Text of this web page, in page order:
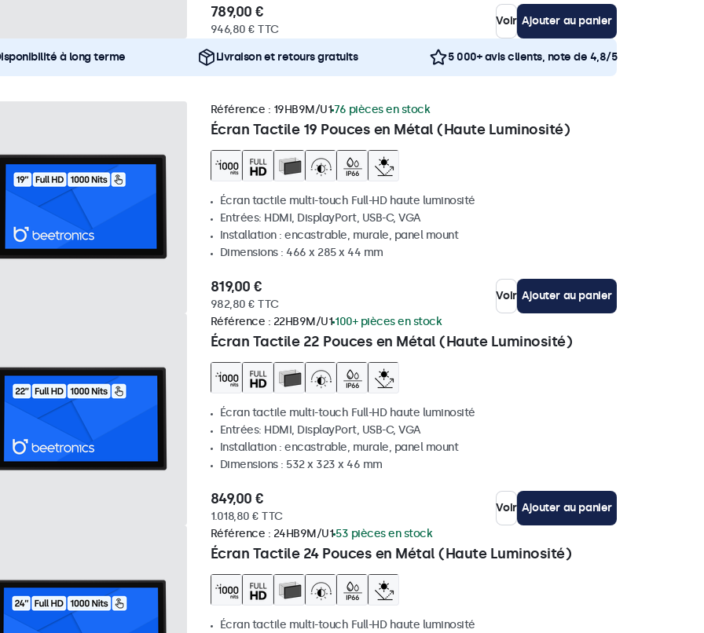
789,00 €
946,80 € TTC
Voir Ajouter au panier
à long terme Livraison et retours gratuits 5 000+ avis clients, note de 4,8/5
Écran Tactile 19 Pouces en Métal (Haute Luminosité)
Référence : 19HB9M/U176 pièces en stock
Écran tactile multi-touch Full-HD haute luminosité
Entrées: HDMI, DisplayPort, USB-C, VGA
Installation : encastrable, murale, panel mount
Dimensions : 466 x 285 x 44 mm
819,00 €
982,80 € TTC
Voir Ajouter au panier
Écran Tactile 22 Pouces en Métal (Haute Luminosité)
Référence : 22HB9M/U1 100+ pièces en stock
Écran tactile multi-touch Full-HD haute luminosité
Entrées: HDMI, DisplayPort, USB-C, VGA
Installation : encastrable, murale, panel mount
Dimensions : 532 x 323 x 46 mm
849,00 €
1.018,80 € TTC
Voir Ajouter au panier
Écran Tactile 24 Pouces en Métal (Haute Luminosité)
Référence : 24HB9M/U1 53 pièces en stock
Écran tactile multi-touch Full-HD haute luminosité